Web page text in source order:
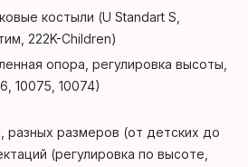
костыли (U Standart S,
222K-Children)
опора, регулировка высоты,
10075, 10074)
разных размеров (от детских до
(регулировка по высоте,